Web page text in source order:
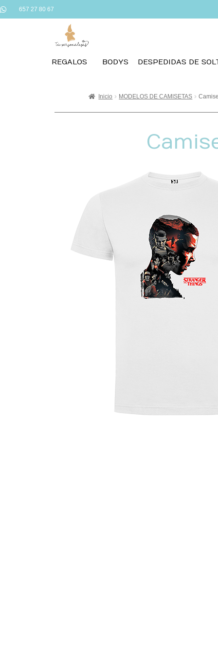
657 27 80 67
REGALOS BODYS DESPEDIDAS DE
Inicio MODELOS DE CAMISETAS